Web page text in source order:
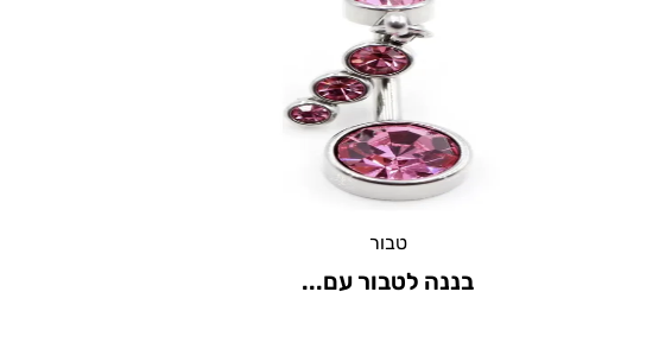
בננה לטבור עם...